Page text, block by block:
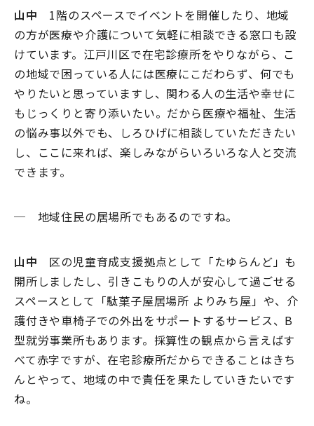
山中 1階のスペースでイベントを開催したり、地域
の方が医療や介護について気軽に相談できる窓口も設
けています。江戸川区で在宅診療所をやりながら、こ
の地域で困っている人には医療にこだわらず、何でも
やりたいと思っていますし、関わる人の生活や幸せに
もじっくりと寄り添いたい。だから医療や福祉、生活
の悩み事以外でも、しろひげに相談していただきたい
し、ここに来れば、楽しみながらいろいろな人と交流
できます。
─ 地域住民の居場所でもあるのですね。
山中 区の児童育成支援拠点として「たゆらんど」も
開所しましたし、引きこもりの人が安心して過ごせる
スペースとして「駄菓子屋居場所 よりみち屋」や、介
護付きや車椅子での外出をサポートするサービス、B
型就労事業所もあります。採算性の観点から言えばす
べて赤字ですが、在宅診療所だからできることはきち
んとやって、地域の中で責任を果たしていきたいです
ね。